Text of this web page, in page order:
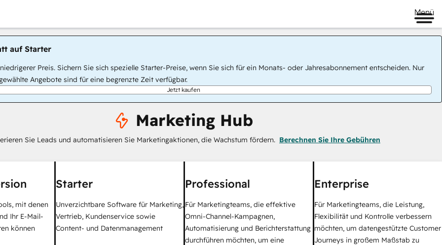
Menü
auf Starter
Preis. Sichern Sie sich spezielle Starter-Preise, wenn Sie sich für ein Monats- oder Jahresabonnement entscheiden. Nur
Angebote sind für eine begrenzte Zeit verfügbar.
Jetzt kaufen
Marketing Hub
Sie Leads und automatisieren Sie Marketingaktionen, die Wachstum fördern. Berechnen Sie Ihre Gebühren
mit denen
Ihr E-Mail-
können
Starter
Unverzichtbare Software für Marketing,
Vertrieb, Kundenservice sowie
Content- und Datenmanagement
Professional
Für Marketingteams, die effektive
Omni-Channel-Kampagnen,
Automatisierung und Berichterstattung
durchführen möchten, um eine
Enterprise
Für Marketingteams, die Leistung,
Flexibilität und Kontrolle verbessern
möchten, um datengestützte Customer
Journeys in großem Maßstab zu